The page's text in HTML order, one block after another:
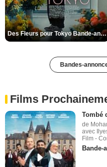
Des Fleurs pour Tokyo Bande-annonce VO STFR
Bandes-
Films
Tombé
de
avec
Film -
Bande-